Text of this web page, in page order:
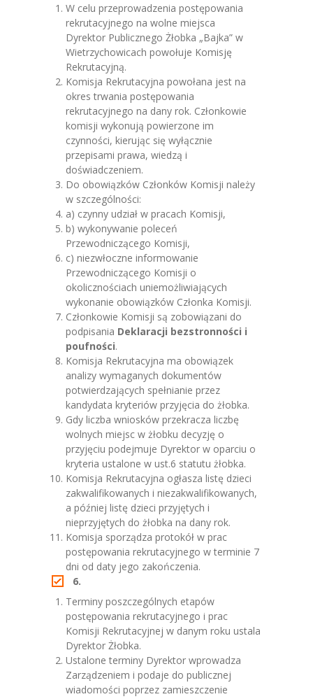
W celu przeprowadzenia postępowania
rekrutacyjnego na wolne miejsca
Dyrektor Publicznego Żłobka „Bajka” w
Wietrzychowicach powołuje Komisję
Rekrutacyjną.
Komisja Rekrutacyjna powołana jest na
okres trwania postępowania
rekrutacyjnego na dany rok. Członkowie
komisji wykonują powierzone im
czynności, kierując się wyłącznie
przepisami prawa, wiedzą i
doświadczeniem.
Do obowiązków Członków Komisji należy
w szczególności:
a) czynny udział w pracach Komisji,
b) wykonywanie poleceń
Przewodniczącego Komisji,
c) niezwłoczne informowanie
Przewodniczącego Komisji o
okolicznościach uniemożliwiających
wykonanie obowiązków Członka Komisji.
Członkowie Komisji są zobowiązani do
podpisania Deklaracji bezstronności i
poufności.
Komisja Rekrutacyjna ma obowiązek
analizy wymaganych dokumentów
potwierdzających spełnianie przez
kandydata kryteriów przyjęcia do żłobka.
Gdy liczba wniosków przekracza liczbę
wolnych miejsc w żłobku decyzję o
przyjęciu podejmuje Dyrektor w oparciu o
kryteria ustalone w ust.6 statutu żłobka.
Komisja Rekrutacyjna ogłasza listę dzieci
zakwalifikowanych i niezakwalifikowanych,
a później listę dzieci przyjętych i
nieprzyjętych do żłobka na dany rok.
Komisja sporządza protokół w prac
postępowania rekrutacyjnego w terminie 7
dni od daty jego zakończenia.
6.
Terminy poszczególnych etapów
postępowania rekrutacyjnego i prac
Komisji Rekrutacyjnej w danym roku ustala
Dyrektor Żłobka.
Ustalone terminy Dyrektor wprowadza
Zarządzeniem i podaje do publicznej
wiadomości poprzez zamieszczenie